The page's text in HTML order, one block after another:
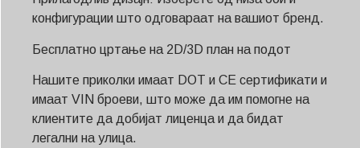
конфигурации што одговараат на вашиот бренд.
Бесплатно цртање на 2D/3D план на подот
Нашите приколки имаат DOT и CE сертификати и
имаат VIN броеви, што може да им помогне на
клиентите да добијат лиценца и да бидат
легални на улица.